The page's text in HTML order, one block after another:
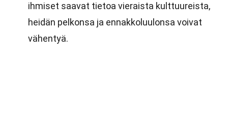
ihmiset saavat tietoa vieraista kulttuureista,
heidän pelkonsa ja ennakkoluulonsa voivat
vähentyä.